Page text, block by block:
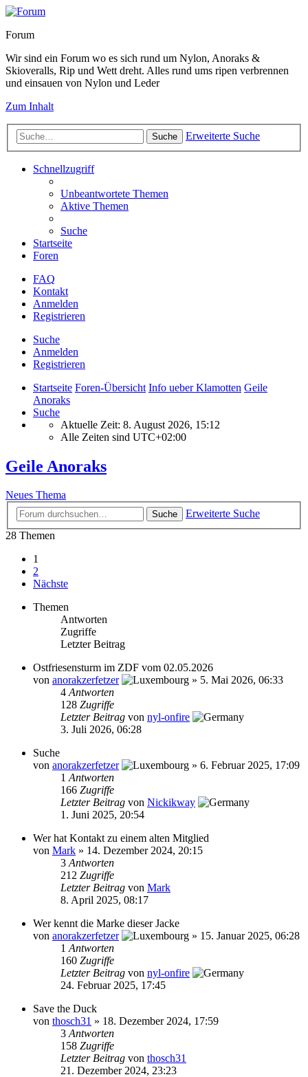
Forum
Wir sind ein Forum wo es sich rund um Nylon, Anoraks &
Skioveralls, Rip und Wett dreht. Alles rund ums ripen verbrennen
und einsauen von Nylon und Leder
Zum Inhalt
Suche Erweiterte Suche
Schnellzugriff
Unbeantwortete Themen
Aktive Themen
Suche
Startseite
Foren
FAQ
Kontakt
Anmelden
Registrieren
Suche
Anmelden
Registrieren
Startseite Foren-Übersicht Info ueber Klamotten Geile
Anoraks
Suche
Aktuelle Zeit: 8. August 2026, 15:12
Alle Zeiten sind UTC+02:00
Geile Anoraks
Neues Thema
Suche
Erweiterte Suche
28 Themen
1
2
Nächste
Themen
Antworten
Zugriffe
Letzter Beitrag
Ostfriesensturm im ZDF vom 02.05.2026
von anorakzerfetzer » 5. Mai 2026, 06:33
4 Antworten
128 Zugriffe
Letzter Beitrag von nyl-onfire
3. Juli 2026, 06:28
Suche
von anorakzerfetzer » 6. Februar 2025, 17:09
1 Antworten
166 Zugriffe
Letzter Beitrag von Nickikway
1. Juni 2025, 20:54
Wer hat Kontakt zu einem alten Mitglied
von Mark » 14. Dezember 2024, 20:15
3 Antworten
212 Zugriffe
Letzter Beitrag von Mark
8. April 2025, 08:17
Wer kennt die Marke dieser Jacke
von anorakzerfetzer » 15. Januar 2025, 06:28
1 Antworten
160 Zugriffe
Letzter Beitrag von nyl-onfire
24. Februar 2025, 17:45
Save the Duck
von thosch31 » 18. Dezember 2024, 17:59
3 Antworten
158 Zugriffe
Letzter Beitrag von thosch31
21. Dezember 2024, 23:23